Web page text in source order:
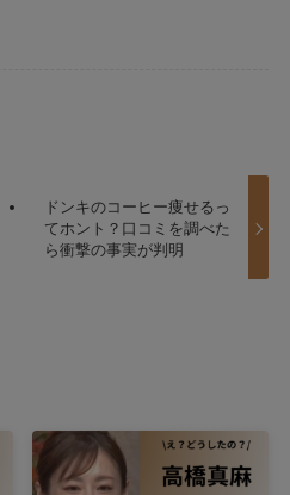
ドンキのコーヒー痩せるっ
てホント？口コミを調べた
ら衝撃の事実が判明